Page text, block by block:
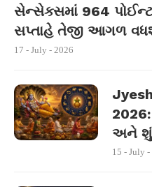
સેન્સેક્સમાં 964
સપ્તાહે તેજી આગળ
17 - July - 2026
અને શું
15 - July -